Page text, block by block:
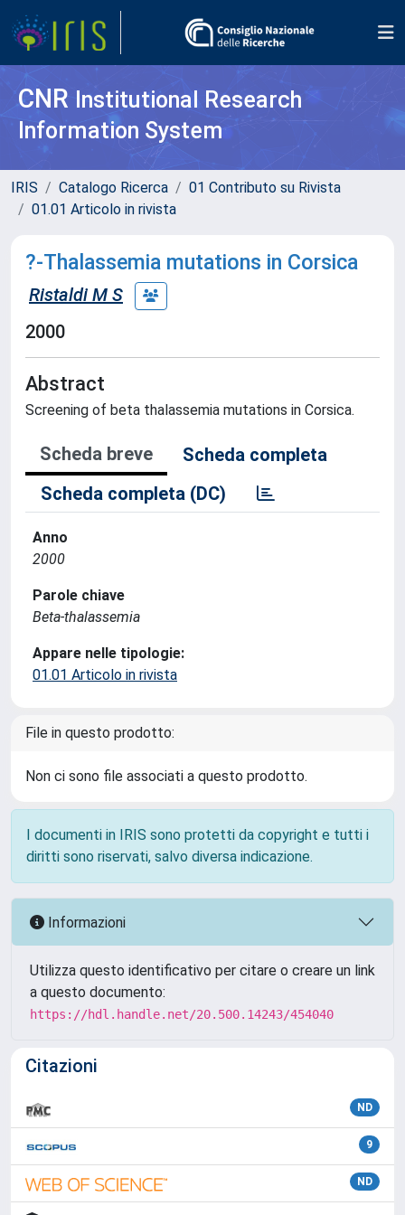
CNR Institutional Research
Information System
IRIS Catalogo Ricerca
01 Contributo su Rivista
01.01 Articolo in rivista
?-Thalassemia mutations in Corsica
Ristaldi M S
2000
Abstract
Screening of beta thalassemia mutations in Corsica.
Scheda breve
Scheda completa
Scheda completa (DC)
Anno
2000
Parole chiave
Beta-thalassemia
Appare nelle tipologie:
01.01 Articolo in rivista
File in questo prodotto:
Non ci sono file associati a questo prodotto.
I documenti in IRIS sono protetti da copyright e tutti i
diritti sono riservati, salvo diversa indicazione.
Informazioni
Utilizza questo identificativo per citare o creare un link
a questo documento:
https://hdl.handle.net/20.500.14243/454040
Citazioni
ND
9
ND